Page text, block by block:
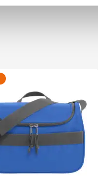
op basis van uw